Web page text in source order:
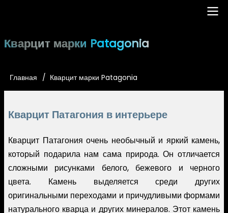
содержанию
Main
Кварцит марки Patagonia
Строка
Главная Кварцит марки Patagonia
Кварцит Патагония в интерьере
Кварцит Патагония очень необычный и яркий камень,
который подарила нам сама природа. Он отличается
сложными рисунками белого, бежевого и черного
цвета. Камень выделяется среди других
оригинальными переходами и причудливыми формами
натурального кварца и других минералов. Этот камень